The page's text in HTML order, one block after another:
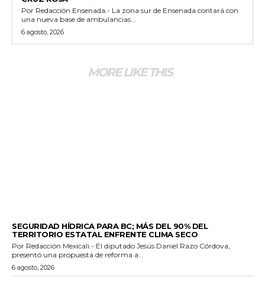
Por Redacción Ensenada.- La zona sur de Ensenada contará con
una nueva base de ambulancias...
6 agosto, 2026
MORE LIKE THIS
SEGURIDAD HÍDRICA PARA BC; MÁS DEL 90% DEL
TERRITORIO ESTATAL ENFRENTE CLIMA SECO
Por Redacción Mexicali.- El diputado Jesús Daniel Razo Córdova,
presentó una propuesta de reforma a...
6 agosto, 2026